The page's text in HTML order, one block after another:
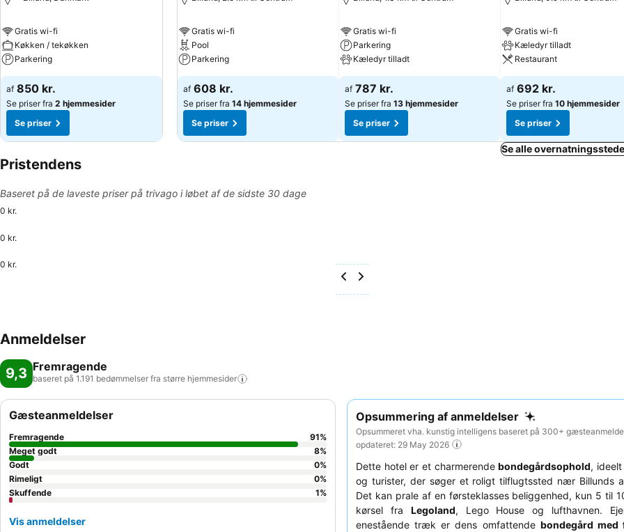
Gratis wi-fi
Køkken / tekøkken
Parkering
af 850 kr.
Se priser fra 2 hjemmesider
Se priser
Gratis wi-fi
Pool
Parkering
af 608 kr.
Se priser fra 14 hjemmesider
Se priser
Gratis wi-fi
Parkering
Kæledyr tilladt
af 787 kr.
Se priser fra 13 hjemmesider
Se priser
Gratis wi-fi
Kæledyr tilladt
Restaurant
af 692 kr.
Se priser fra 10 hjemmesider
Se priser
Se alle
Pristendens
Baseret på de laveste priser på trivago i løbet af de sidste 30 dage
0 kr.
0 kr.
0 kr.
Anmeldelser
9,3 Fremragende
baseret på 1.191 bedømmelser fra større hjemmesider
Opsummering af anmeldelser
Opsummeret vha. kunstig intelligens baseret på 300+
opdateret: 29 May 2026
Dette hotel er et charmerendebondegårdsophold,
og turister, der søger et roligt tilflugtssted nær Billunds
Det kan prale af en førsteklasses beliggenhed, kun 5 til
kørsel fra Legoland, Lego House og lufthavnen.
enestående træk er dens omfattende bondegård med
Gæsteanmeldelser
Fremragende 91%
Meget godt
8%
Godt
0%
Rimeligt
0%
Skuffende
1%
Vis anmeldelser